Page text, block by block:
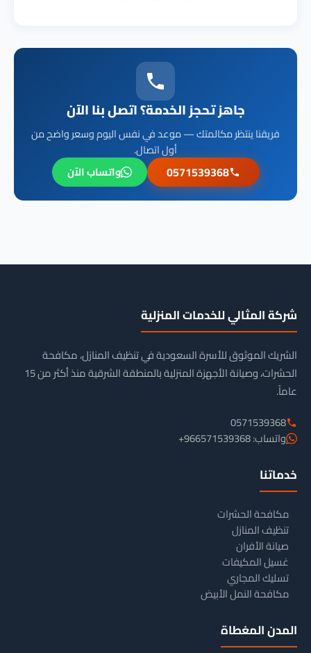
جاهز تحجز الخدمة؟ اتصل بنا الآن
فريقنا ينتظر مكالمتك — موعد في نفس اليوم وسعر واضح من
أول اتصال.
0571539368 واتساب الآن
شركة المثالي للخدمات المنزلية
الشريك الموثوق للأسرة السعودية في تنظيف المنازل، مكافحة
الحشرات، وصيانة الأجهزة المنزلية بالمنطقة الشرقية منذ أكثر من 15
عاماً.
0571539368
واتساب: 966571539368+
خدماتنا
مكافحة الحشرات
تنظيف المنازل
صيانة الأفران
غسيل المكيفات
تسليك المجاري
مكافحة النمل الأبيض
المدن المغطاة